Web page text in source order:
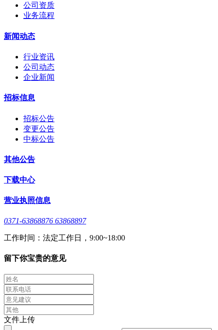
公司资质
业务流程
新闻动态
行业资讯
公司动态
企业新闻
招标信息
招标公告
变更公告
中标公告
其他公告
下载中心
营业执照信息
0371-63868876 63868897
工作时间：法定工作日，9:00~18:00
留下你宝贵的意见
文件上传